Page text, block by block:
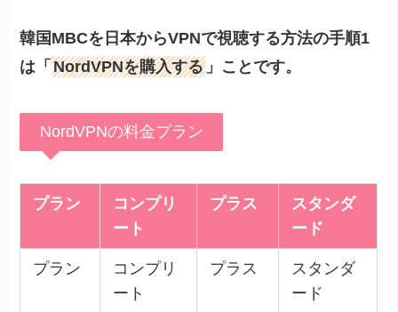
韓国MBCを日本からVPNで視聴する方法の手順1
は「NordVPNを購入する 」ことです。
NordVPNの料金プラン
プラン
コンプリ
ート
プラス
スタンダ
ード
プラン
コンプリ
ート
プラス
スタンダ
ード